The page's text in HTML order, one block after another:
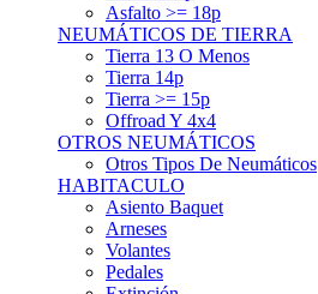
Asfalto >= 18p
NEUMÁTICOS DE TIERRA
Tierra 13 O Menos
Tierra 14p
Tierra >= 15p
Offroad Y 4x4
OTROS NEUMÁTICOS
Otros Tipos De Neumáticos
HABITACULO
Asiento Baquet
Arneses
Volantes
Pedales